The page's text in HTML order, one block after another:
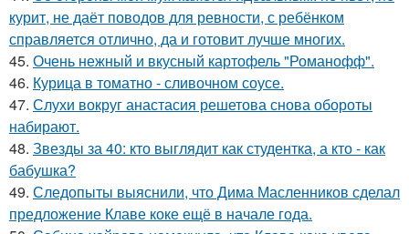
курит, не даёт поводов для ревности, с ребёнком
справляется отлично, да и готовит лучше многих.
45. Очень нежный и вкусный картофель "Романофф".
46. Курица в томатно - сливочном соусе.
47. Слухи вокруг анастасия решетова снова обороты
набирают.
48. Звезды за 40: кто выглядит как студентка, а кто - как
бабушка?
49. Следопыты выяснили, что Дима Масленников сделал
предложение Клаве коке ещё в начале года.